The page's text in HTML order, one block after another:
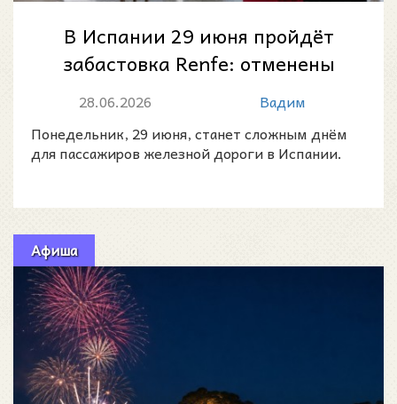
В Испании 29 июня пройдёт
забастовка Renfe: отменены
320 поездов, в Каталонии
сократят Rod...
28.06.2026
Вадим
Понедельник, 29 июня, станет сложным днём
для пассажиров железной дороги в Испании.
Афиша